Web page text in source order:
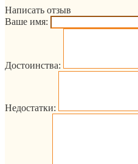
Написать отзыв
Ваше имя:
Достоинства:
Недостатки: